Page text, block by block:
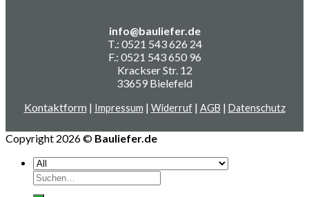
info@bauliefer.de
T.: 0521 543 626 24
F.: 0521 543 650 96
Krackser Str. 12
33659 Bielefeld
Kontaktform | Impressum | Widerruf| AGB | Datenschutz
Copyright 2026 © Bauliefer.de
Suchen
nach: